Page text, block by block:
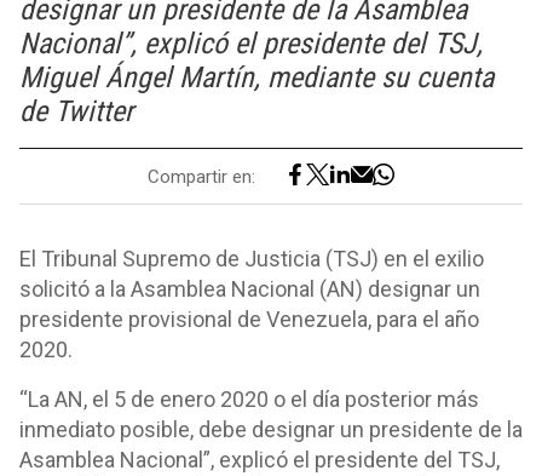
designar un presidente de la Asamblea
Nacional”, explicó el presidente del TSJ,
Miguel Ángel Martín, mediante su cuenta
de Twitter
Compartir en:
El Tribunal Supremo de Justicia (TSJ) en el exilio
solicitó a la Asamblea Nacional (AN) designar un
presidente provisional de Venezuela, para el año
2020.
“La AN, el 5 de enero 2020 o el día posterior más
inmediato posible, debe designar un presidente de la
Asamblea Nacional”, explicó el presidente del TSJ,